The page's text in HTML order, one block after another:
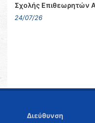
Σχολής Επιθεωρητών
24/07/26
Διεύθυνση